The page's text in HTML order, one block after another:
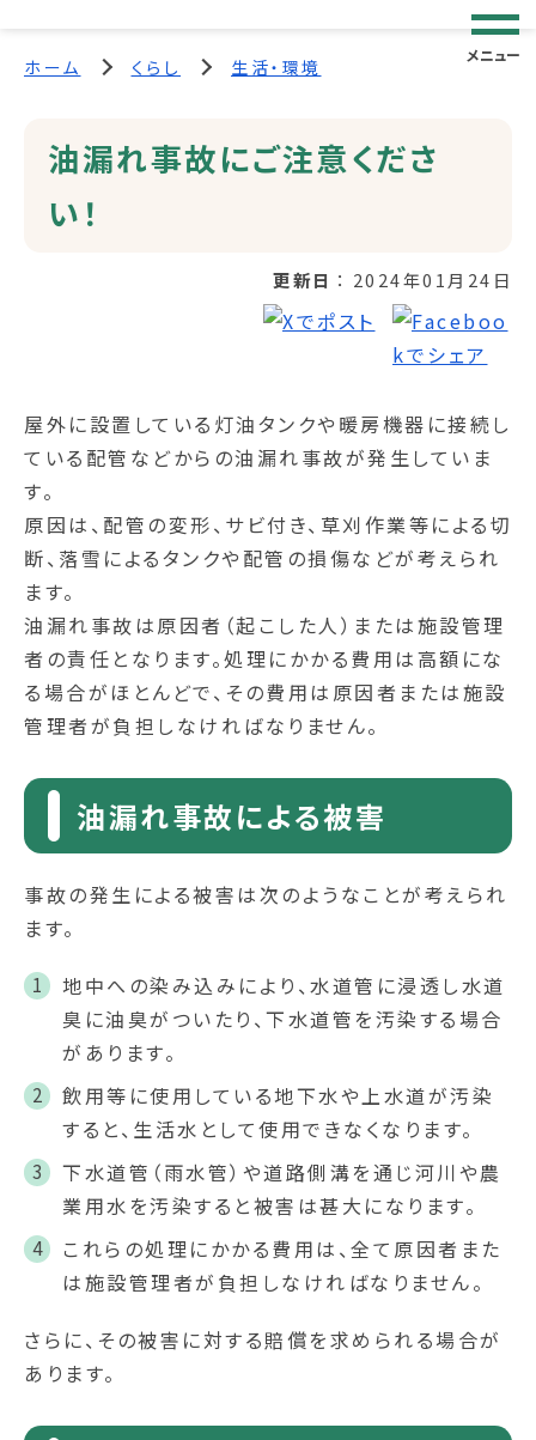
メニュー
ホーム くらし 生活・環境
油漏れ事故にご注意くださ
い！
更新日 2024年01月24日
屋外に設置している灯油タンクや暖房機器に接続し
ている配管などからの油漏れ事故が発生していま
す。
原因は、配管の変形、サビ付き、草刈作業等による切
断、落雪によるタンクや配管の損傷などが考えられ
ます。
油漏れ事故は原因者（起こした人）または施設管理
者の責任となります。処理にかかる費用は高額にな
る場合がほとんどで、その費用は原因者または施設
管理者が負担しなければなりません。
油漏れ事故による被害
事故の発生による被害は次のようなことが考えられ
ます。
地中への染み込みにより、水道管に浸透し水道
臭に油臭がついたり、下水道管を汚染する場合
があります。
飲用等に使用している地下水や上水道が汚染
すると、生活水として使用できなくなります。
下水道管（雨水管）や道路側溝を通じ河川や農
業用水を汚染すると被害は甚大になります。
これらの処理にかかる費用は、全て原因者また
は施設管理者が負担しなければなりません。
さらに、その被害に対する賠償を求められる場合が
あります。